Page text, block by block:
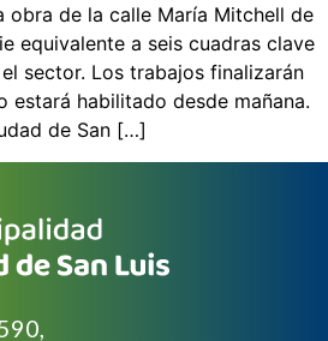
obra de la calle María Mitchell de
equivalente a seis cuadras clave
sector. Los trabajos finalizarán
estará habilitado desde mañana.
de San […]